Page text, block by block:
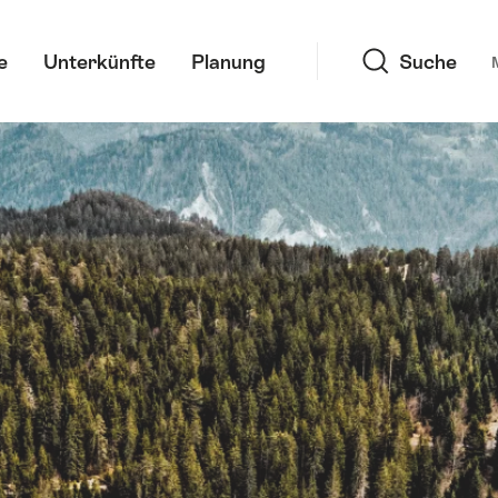
Unterkünfte Planung Suche